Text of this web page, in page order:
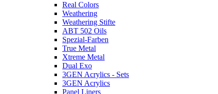
Real Colors
Weathering
Weathering Stifte
ABT 502 Oils
Spezial-Farben
True Metal
Xtreme Metal
Dual Exo
3GEN Acrylics - Sets
3GEN Acrylics
Panel Liners